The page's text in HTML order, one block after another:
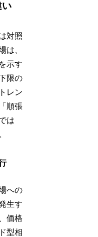
い
対照
は、
示す
限の
レン
順張
は
への
生す
価格
型相